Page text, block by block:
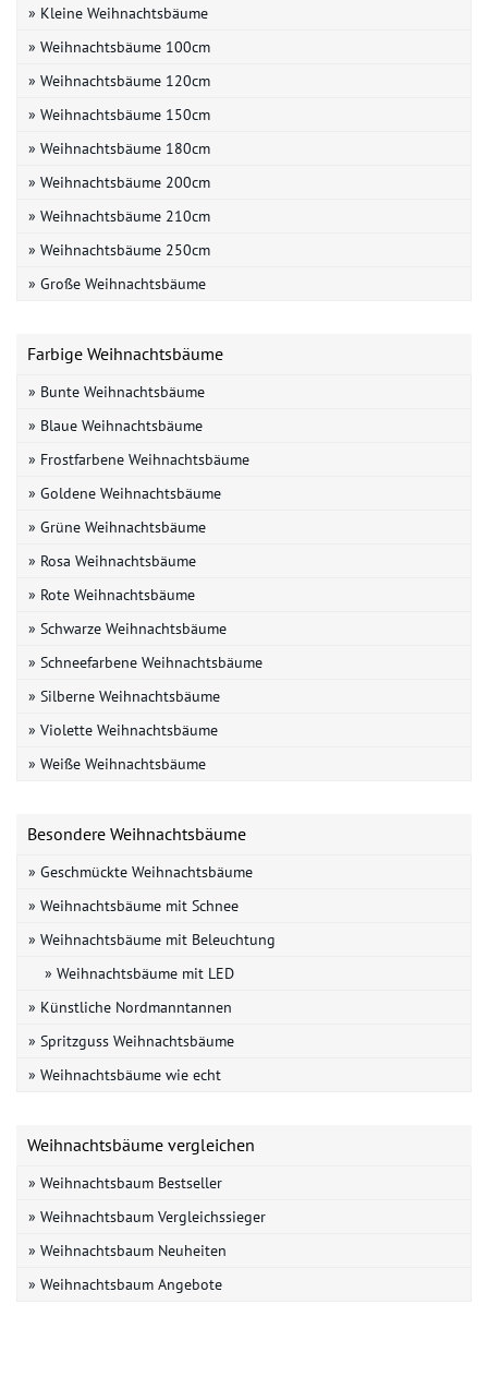
» Kleine Weihnachtsbäume
» Weihnachtsbäume 100cm
» Weihnachtsbäume 120cm
» Weihnachtsbäume 150cm
» Weihnachtsbäume 180cm
» Weihnachtsbäume 200cm
» Weihnachtsbäume 210cm
» Weihnachtsbäume 250cm
» Große Weihnachtsbäume
Farbige Weihnachtsbäume
» Bunte Weihnachtsbäume
» Blaue Weihnachtsbäume
» Frostfarbene Weihnachtsbäume
» Goldene Weihnachtsbäume
» Grüne Weihnachtsbäume
» Rosa Weihnachtsbäume
» Rote Weihnachtsbäume
» Schwarze Weihnachtsbäume
» Schneefarbene Weihnachtsbäume
» Silberne Weihnachtsbäume
» Violette Weihnachtsbäume
» Weiße Weihnachtsbäume
Besondere Weihnachtsbäume
» Geschmückte Weihnachtsbäume
» Weihnachtsbäume mit Schnee
» Weihnachtsbäume mit Beleuchtung
» Weihnachtsbäume mit LED
» Künstliche Nordmanntannen
» Spritzguss Weihnachtsbäume
» Weihnachtsbäume wie echt
Weihnachtsbäume vergleichen
» Weihnachtsbaum Bestseller
» Weihnachtsbaum Vergleichssieger
» Weihnachtsbaum Neuheiten
» Weihnachtsbaum Angebote